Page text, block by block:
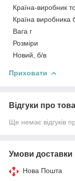
Країна-виробник
Країна виробника
Вага г
Розміри
Новий, б/в
Приховати
Відгуки про
Ще немає відгуків
Умови доставки
Нова Пошта